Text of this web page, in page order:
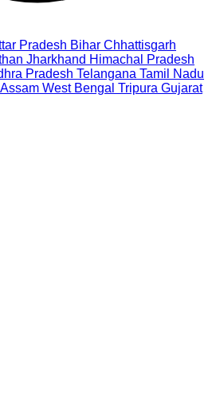
Pradesh Bihar Chhattisgarh
Jharkhand Himachal Pradesh
Pradesh Telangana Tamil Nadu
Assam West Bengal Tripura Gujarat